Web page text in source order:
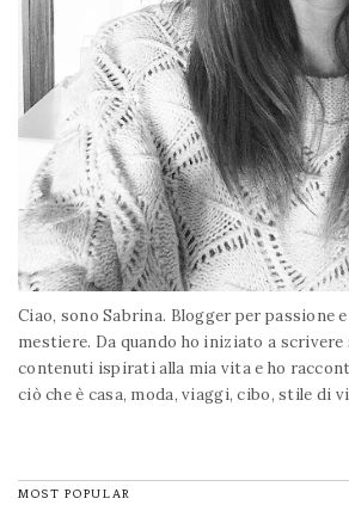
Ciao, sono Sabrina. Blogger per passione
mestiere. Da quando ho iniziato a scrivere
contenuti ispirati alla mia vita e ho
ciò che è casa, moda, viaggi, cibo, stile di
MOST POPULAR